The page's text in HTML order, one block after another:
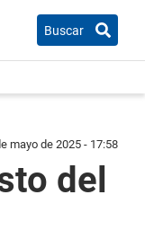
Buscar
mayo de 2025 - 17:58
del